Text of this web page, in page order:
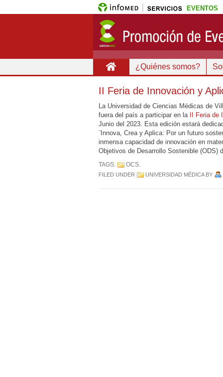
EVENTOS
¿Quiénes somos?
II Feria de Innovación y
La Universidad de Ciencias Médicas de
fuera del país a participar en la
II Feria
Junio del 2023. Esta edición estará
¨Innova, Crea y Aplica: Por un futuro
inmensa capacidad de innovación en
Objetivos de Desarrollo Sostenible (ODS)
TAGS: OCS.
FILED UNDER UNIVERSIDAD MÉDICABY